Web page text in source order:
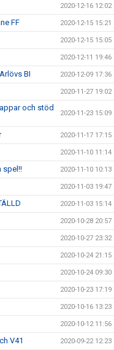
2020-12-16 12:02
FF 2020-12-15 15:21
2020-12-15 15:05
2020-12-11 19:46
BI 2020-12-09 17:36
2020-11-27 19:02
och stöd
2020-11-23 15:09
2020-11-17 17:15
2020-11-10 11:14
spel!! 2020-11-10 10:13
2020-11-03 19:47
2020-11-03 15:14
2020-10-28 20:57
2020-10-27 23:32
2020-10-24 21:15
2020-10-24 09:30
2020-10-23 17:19
2020-10-16 13:23
2020-10-12 11:56
V41 2020-09-22 12:23